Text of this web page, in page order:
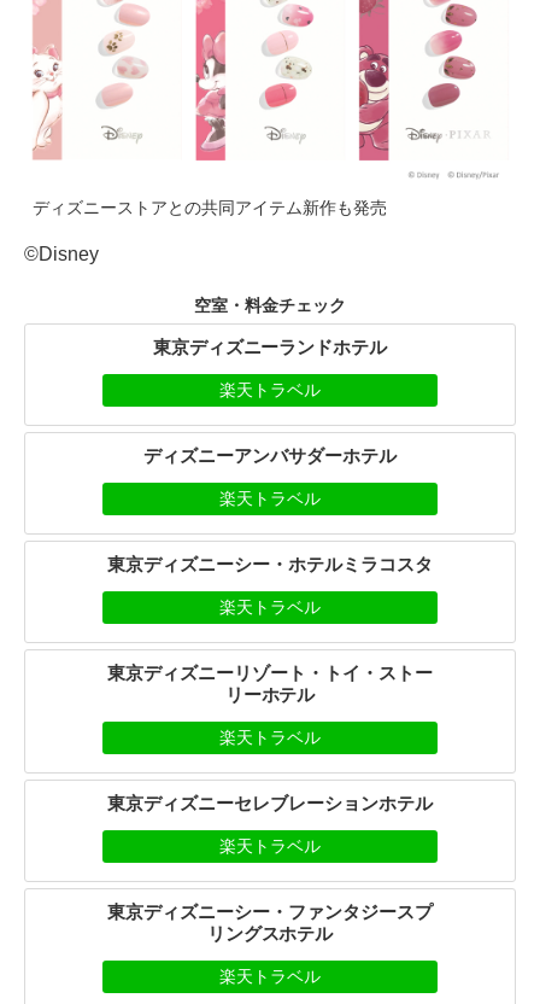
ディズニーストアとの共同アイテム新作も発売
©Disney
空室・料金チェック
東京ディズニーランドホテル
楽天トラベル
ディズニーアンバサダーホテル
楽天トラベル
東京ディズニーシー・ホテルミラコスタ
楽天トラベル
東京ディズニーリゾート・トイ・ストー
リーホテル
楽天トラベル
東京ディズニーセレブレーションホテル
楽天トラベル
東京ディズニーシー・ファンタジースプ
リングスホテル
楽天トラベル